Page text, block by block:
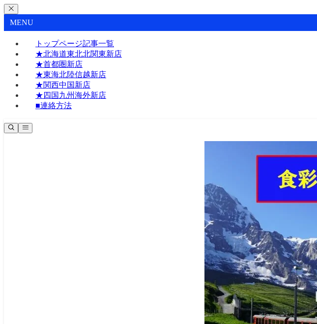
MENU
トップページ記事一覧
★北海道東北北関東新店
★首都圏新店
★東海北陸信越新店
★関西中国新店
★四国九州海外新店
■連絡方法